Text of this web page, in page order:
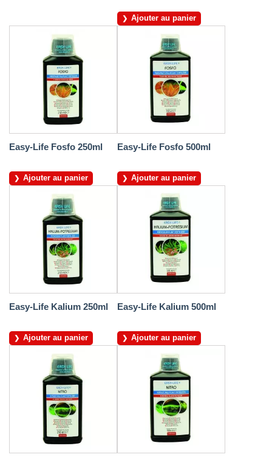
Ajouter au panier
Easy-Life Fosfo 250ml
Ajouter au panier
Easy-Life Fosfo 500ml
Ajouter au panier
Easy-Life Kalium 250ml
Ajouter au panier
Easy-Life Kalium 500ml
Ajouter au panier